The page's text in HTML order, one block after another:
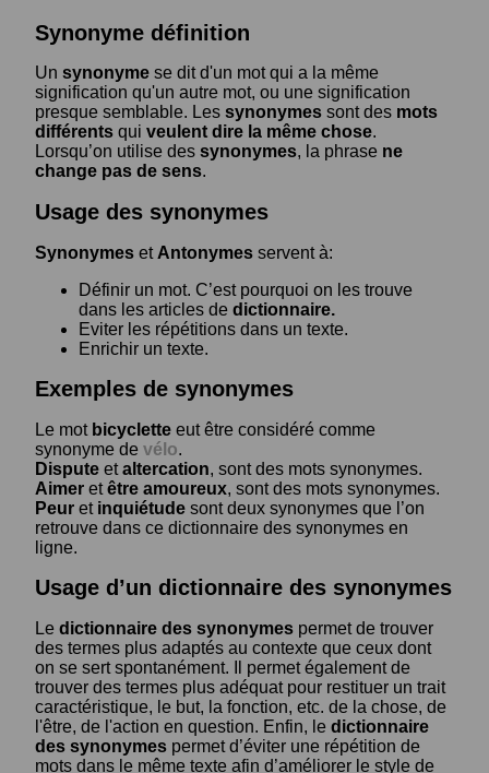
Synonyme définition
Un synonyme se dit d'un mot qui a la même
signification qu'un autre mot, ou une signification
presque semblable. Les synonymes sont des mots
différents qui veulent dire la même chose.
Lorsqu’on utilise des synonymes, la phrase ne
change pas de sens.
Usage des synonymes
Synonymes et Antonymes servent à:
Définir un mot. C’est pourquoi on les trouve
dans les articles de dictionnaire.
Eviter les répétitions dans un texte.
Enrichir un texte.
Exemples de synonymes
Le mot bicyclette eut être considéré comme
synonyme de vélo.
Dispute etaltercation, sont des mots synonymes.
Aimer etêtre amoureux, sont des mots synonymes.
Peur et inquiétude sont deux synonymes que l’on
retrouve dans ce dictionnaire des synonymes en
ligne.
Usage d’un dictionnaire des synonymes
Le dictionnaire des synonymes permet de trouver
des termes plus adaptés au contexte que ceux dont
on se sert spontanément. Il permet également de
trouver des termes plus adéquat pour restituer un trait
caractéristique, le but, la fonction, etc. de la chose, de
l'être, de l'action en question. Enfin, le dictionnaire
des synonymes permet d’éviter une répétition de
mots dans le même texte afin d’améliorer le style de